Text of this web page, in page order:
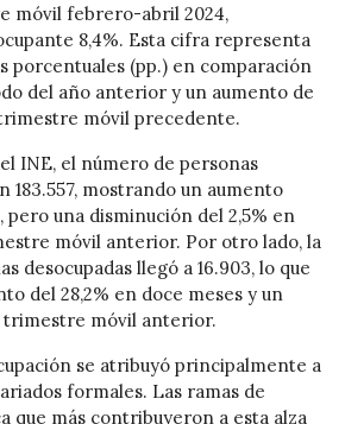
móvil febrero-abril 2024,
8,4%. Esta cifra representa
porcentuales (pp.) en comparación
del año anterior y un aumento de
móvil precedente.
INE, el número de personas
183.557, mostrando un aumento
pero una disminución del 2,5% en
móvil anterior. Por otro lado, la
desocupadas llegó a 16.903, lo que
del 28,2% en doce meses y un
trimestre móvil anterior.
se atribuyó principalmente a
formales. Las ramas de
que más contribuyeron a esta alza